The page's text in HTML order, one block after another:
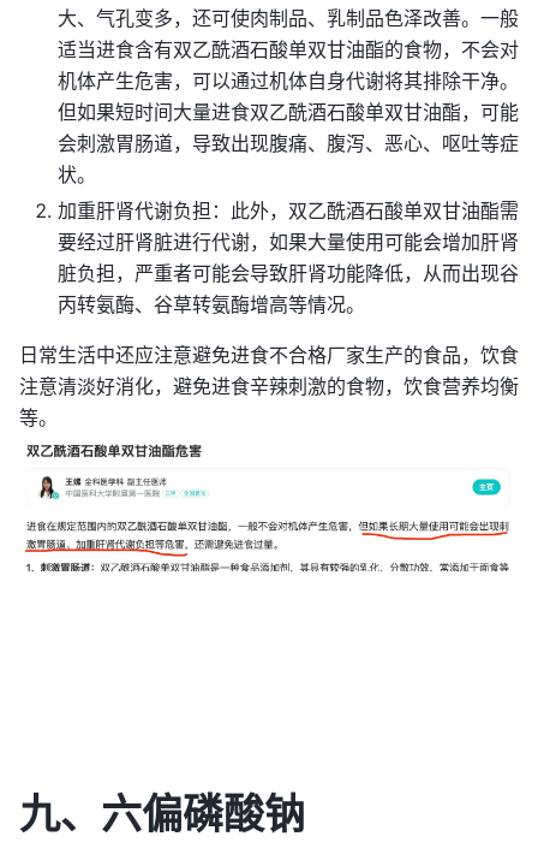
大、气孔变多，还可使肉制品、乳制品色泽改善。一般
适当进食含有双乙酰酒石酸单双甘油酯的食物，不会对
机体产生危害，可以通过机体自身代谢将其排除干净。
但如果短时间大量进食双乙酰酒石酸单双甘油酯，可能
会刺激胃肠道，导致出现腹痛、腹泻、恶心、呕吐等症
状。
加重肝肾代谢负担：此外，双乙酰酒石酸单双甘油酯需
要经过肝肾脏进行代谢，如果大量使用可能会增加肝肾
脏负担，严重者可能会导致肝肾功能降低，从而出现谷
丙转氨酶、谷草转氨酶增高等情况。
日常生活中还应注意避免进食不合格厂家生产的食品，饮食
注意清淡好消化，避免进食辛辣刺激的食物，饮食营养均衡
等。
九、六偏磷酸钠